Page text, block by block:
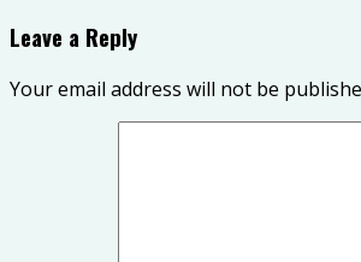
Leave a Reply
Your email address will not be